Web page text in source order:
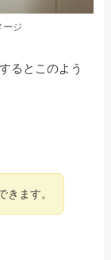
ージ
るとこのよう
ます。